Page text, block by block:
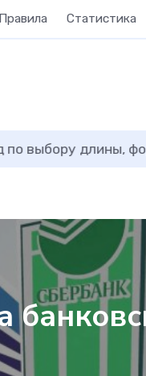
Правила Статистика
зимние шины от